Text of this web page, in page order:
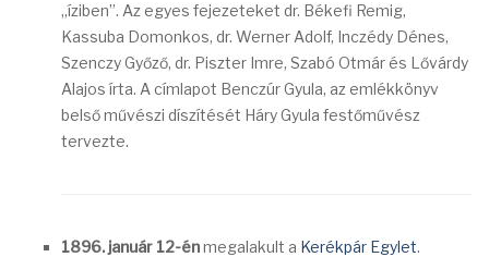
„íziben”. Az egyes fejezeteket dr. Békefi Remig,
Kassuba Domonkos, dr. Werner Adolf, Inczédy Dénes,
Szenczy Győző, dr. Piszter Imre, Szabó Otmár és Lővárdy
Alajos írta. A címlapot Benczúr Gyula, az emlékkönyv
belső művészi díszítését Háry Gyula festőművész
tervezte.
1896. január 12-énmegalakult a Kerékpár Egylet.